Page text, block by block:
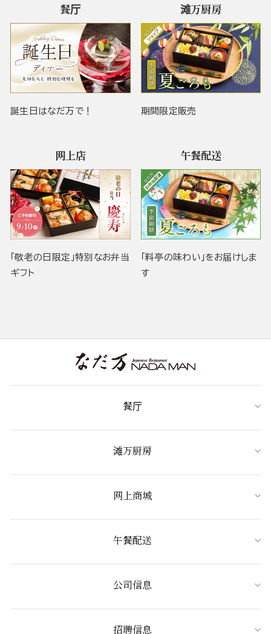
餐厅
誕生日はなだ万で！
滩万厨房
期間限定販売
网上店
「敬老の日限定」特別なお弁当
ギフト
午餐配送
「料亭の味わい」をお届けしま
す
餐厅
滩万厨房
网上商城
午餐配送
公司信息
招聘信息